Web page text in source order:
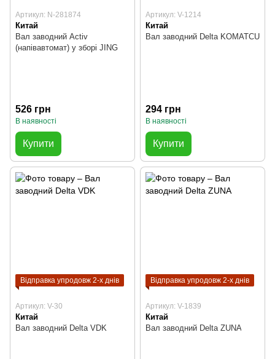
Артикул: N-281874
Китай
Вал заводний Activ
(напівавтомат) у зборі JING
526 грн
В наявності
Купити
Артикул: V-1214
Китай
Вал заводний Delta KOMATCU
294 грн
В наявності
Купити
Відправка упродовж 2-х днів
Артикул: V-30
Китай
Вал заводний Delta VDK
Відправка упродовж 2-х днів
Артикул: V-1839
Китай
Вал заводний Delta ZUNA